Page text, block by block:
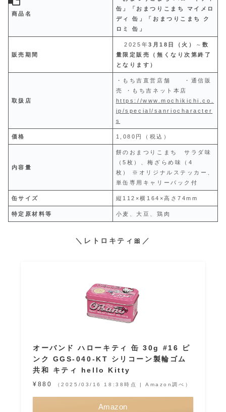
商品名
缶」
「おまつりこまち マイメロ
ディ 缶」
「おまつりこまち ク
ロミ 缶」
販売期間
2025年3月18日（火） ～数
量限定販売（無くなり次第終了
となります）
取扱店
・もち吉直営店舗 ・通信販
売 ・もち吉ネット本店
https://www.mochikichi.co.
jp/special/sanriocharacter
s
価格 1,080円（税込）
内容量
餅のおまつりこまち サラダ味
（5枚）、梅ざらめ味（4
枚） ※オリジナルステッカー、
単缶専用キャリーバック付
缶サイズ 縦112×横164×高さ74mm
特定 原材料等 小麦、大豆、鶏肉
＼レトロキティ🎀／
オーバンド ハローキティ 缶 30g #16 ピ
ンク GGS-040-KT シリコーン製輪ゴム
共和 キティ hello Kitty
¥880 （2025/03/16 18:38時点 | Amazon調べ）
Amazon